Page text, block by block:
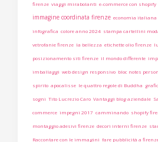
firenze viaggi mirabolanti e-commerce con shopify
immagine coordinata firenze economia italiana
infografica colore anno 2024 stampa cartellini
vetrofanie firenze la bellezza etichette olio firenze
posizionamento siti firenze il mondo differente
imballaggi web design responsivo bloc notes
spirito apocalisse le quattro regole di Buddha
sogni Tito Lucrezio Caro Vantaggi blog aziendale
commerce impegni 2017 camminando shopify
montaggio adesivi firenze decori interni firenze
Raccontare con le immagini fare pubblicità a